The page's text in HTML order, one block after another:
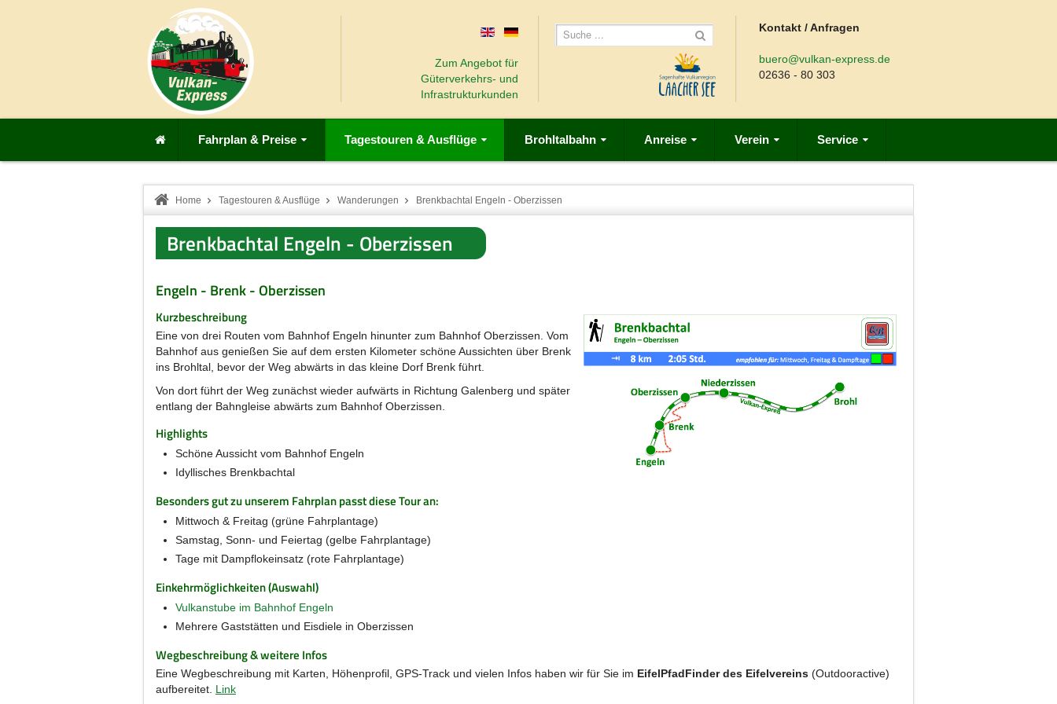
Zum Angebot für
Güterverkehrs- und
Infrastrukturkunden
Kontakt / Anfragen
buero@vulkan-express.de
02636 - 80 303
Fahrplan & Preise Tagestouren & Ausflüge Brohltalbahn Anreise Verein Service
Home Tagestouren & Ausflüge Wanderungen Brenkbachtal Engeln - Oberzissen
Brenkbachtal Engeln - Oberzissen
Engeln - Brenk - Oberzissen
Kurzbeschreibung
Eine von drei Routen vom Bahnhof Engeln hinunter zum Bahnhof Oberzissen. Vom
Bahnhof aus genießen Sie auf dem ersten Kilometer schöne Aussichten über Brenk
ins Brohltal, bevor der Weg abwärts in das kleine Dorf Brenk führt.
Von dort führt der Weg zunächst wieder aufwärts in Richtung Galenberg und später
entlang der Bahngleise abwärts zum Bahnhof Oberzissen.
Highlights
Schöne Aussicht vom Bahnhof Engeln
Idyllisches Brenkbachtal
Besonders gut zu unserem Fahrplan passt diese Tour an:
Mittwoch & Freitag (grüne Fahrplantage)
Samstag, Sonn- und Feiertag (gelbe Fahrplantage)
Tage mit Dampflokeinsatz (rote Fahrplantage)
Einkehrmöglichkeiten (Auswahl)
Vulkanstube im Bahnhof Engeln
Mehrere Gaststätten und Eisdiele in Oberzissen
Wegbeschreibung & weitere Infos
Eine Wegbeschreibung mit Karten, Höhenprofil, GPS-Track und vielen Infos haben wir für Sie im EifelPfadFinder des Eifelvereins (Outdooractive)
aufbereitet. Link